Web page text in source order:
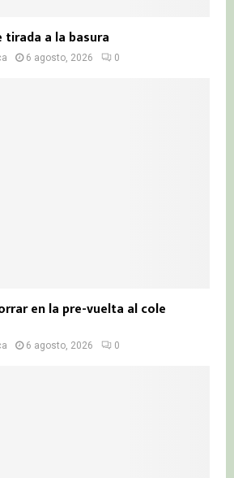
tirada a la basura
6 agosto, 2026 0
en la pre-vuelta al cole
6 agosto, 2026 0